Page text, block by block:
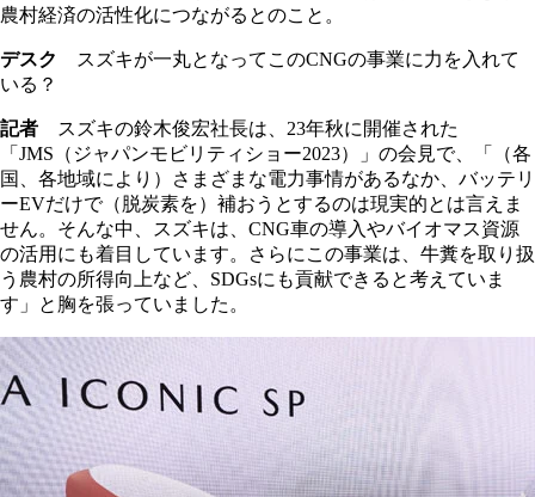
農村経済の活性化につながるとのこと。
デスク
スズキが一丸となってこのCNGの事業に力を入れて
いる？
記者 スズキの鈴木俊宏社長は、23年秋に開催された
「JMS（ジャパンモビリティショー2023）」の会見で、「（各
国、各地域により）さまざまな電力事情があるなか、バッテリ
ーEVだけで（脱炭素を）補おうとするのは現実的とは言えま
せん。そんな中、スズキは、CNG車の導入やバイオマス資源
の活用にも着目しています。さらにこの事業は、牛糞を取り扱
う農村の所得向上など、SDGsにも貢献できると考えていま
す」と胸を張っていました。